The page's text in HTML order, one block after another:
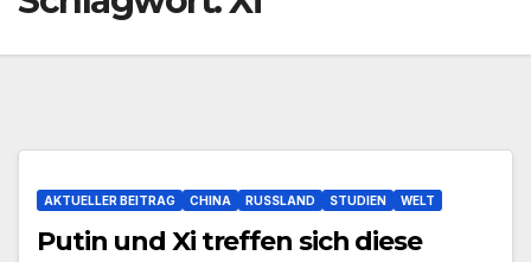
AKTUELLER BEITRAG CHINA RUSSLAND STUDIEN WELT
Putin und Xi treffen sich diese